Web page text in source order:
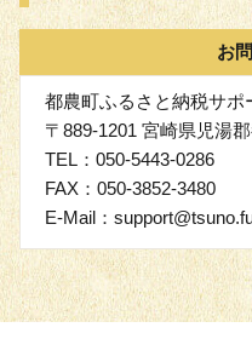
お
都農町ふるさと納税サポ
〒889-1201 宮崎県児湯
TEL：050-5443-0286
FAX：050-3852-3480
E-Mail：